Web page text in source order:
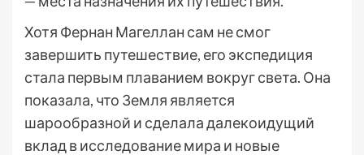
Хотя Фернан Магеллан сам не смог
завершить путешествие, его экспедиция
стала первым плаванием вокруг света. Она
показала, что Земля является
шарообразной и сделала далекоидущий
вклад в исследование мира и новые